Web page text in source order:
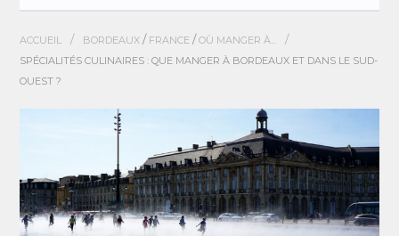
ACCUEIL / BORDEAUX / FRANCE /OÙ MANGER À... /
SPÉCIALITÉS CULINAIRES : QUE MANGER À BORDEAUX ET DANS LE SUD-
OUEST ?